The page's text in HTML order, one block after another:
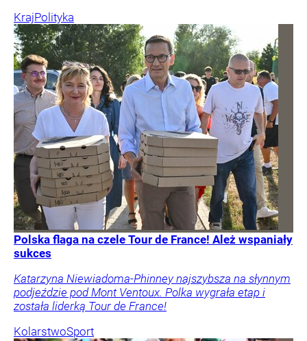
KrajPolityka
Polska flaga na czele Tour de France! Ależ wspaniały
sukces
Katarzyna Niewiadoma-Phinney najszybsza na słynnym
podjeździe pod Mont Ventoux. Polka wygrała etap i
została liderką Tour de France!
KolarstwoSport